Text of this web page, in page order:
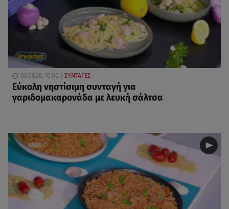
06.08.26, 10:00 ΣΥΝΤΑΓΕΣ
Eύκολη νηστίσιμη συνταγή για
γαριδομακαρονάδα με λευκή σάλτσα